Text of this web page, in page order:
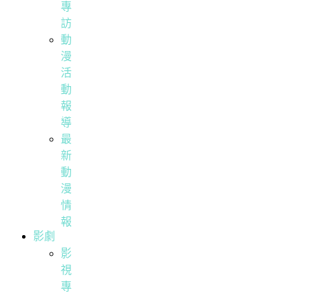
專
訪
動
漫
活
動
報
導
最
新
動
漫
情
報
影劇
影
視
專